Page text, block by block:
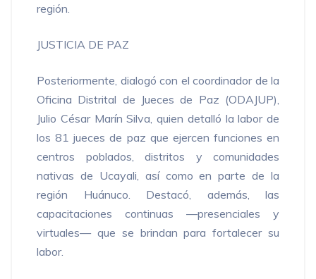
región.
JUSTICIA DE PAZ
Posteriormente, dialogó con el coordinador de la
Oficina Distrital de Jueces de Paz (ODAJUP),
Julio César Marín Silva, quien detalló la labor de
los 81 jueces de paz que ejercen funciones en
centros poblados, distritos y comunidades
nativas de Ucayali, así como en parte de la
región Huánuco. Destacó, además, las
capacitaciones continuas —presenciales y
virtuales— que se brindan para fortalecer su
labor.